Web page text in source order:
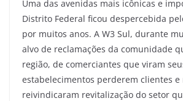
Uma das avenidas mais icônicas e
Distrito Federal ficou despercebida
por muitos anos. A W3 Sul, durante
alvo de reclamações da comunidade
região, de comerciantes que viram
estabelecimentos perderem clientes e
reivindicaram revitalização do setor